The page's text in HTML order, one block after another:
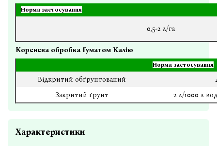
Норма застосування
0,5-2 л/га
Коренева обробка Гуматом Калію
Норма застосування
Відкритий обґрунтований
Закритий ґрунт
2 л/1000 л
Характеристики